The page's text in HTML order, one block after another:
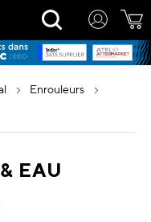
Rechercher
enrouleurs
EAU